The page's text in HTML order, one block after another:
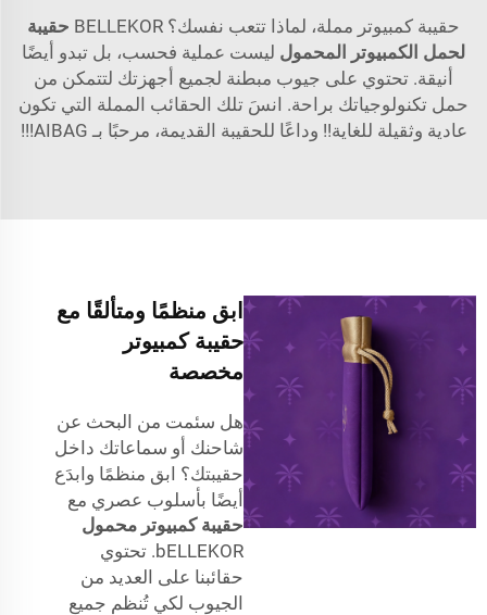
حقيبة كمبيوتر مملة، لماذا تتعب نفسك؟ BELLEKOR
حقيبة
لحمل الكمبيوتر المحمول ليست عملية فحسب، بل تبدو أيضًا
أنيقة. تحتوي على جيوب مبطنة لجميع أجهزتك لتتمكن من
حمل تكنولوجياتك براحة. انسَ تلك الحقائب المملة التي تكون
عادية وثقيلة للغاية!! وداعًا للحقيبة القديمة، مرحبًا بـ AIBAG!!!
ابق منظمًا ومتألقًا مع
حقيبة كمبيوتر
مخصصة
هل سئمت من البحث عن
شاحنك أو سماعاتك داخل
حقيبتك؟ ابق منظمًا وابدَع
أيضًا بأسلوب عصري مع
حقيبة كمبيوتر محمول
bELLEKOR. تحتوي
حقائبنا على العديد من
الجيوب لكي تُنظم جميع